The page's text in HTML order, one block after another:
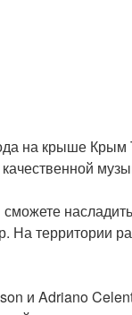
на крыше
На территории
и Adriano